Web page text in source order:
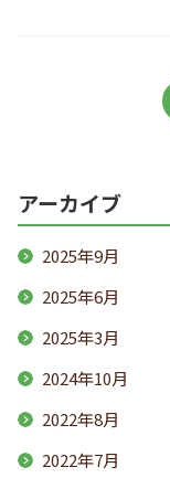
アーカイブ
2025年9月
2025年6月
2025年3月
2024年10月
2022年8月
2022年7月